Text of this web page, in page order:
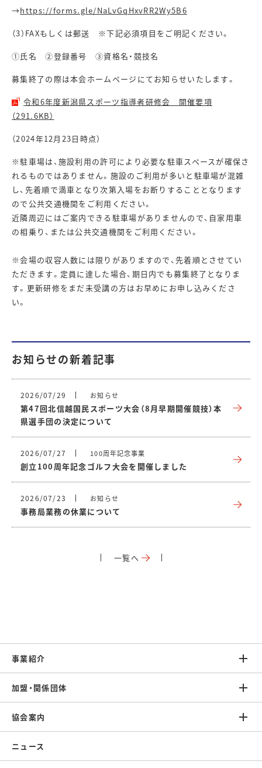
→https://forms.gle/NaLvGqHxvRR2Wy5B6
（3） FAXもしくは郵送 ※下記必須項目をご明記ください。
①氏名 ②登録番号 ③資格名・競技名
募集終了の際は本会ホームページにてお知らせいたします。
令和6年度新潟県スポーツ指導者研修会 開催要項
（291.6KB）
（2024年12月23日時点）
※駐車場は、施設利用の許可により必要な駐車スペースが確保さ
れるものではありません。施設のご利用が多いと駐車場が混雑
し、先着順で満車となり次第入場をお断りすることとなります
ので公共交通機関をご利用ください。
近隣周辺にはご案内できる駐車場がありませんので、自家用車
の相乗り、または公共交通機関をご利用ください。
※会場の収容人数には限りがありますので、先着順とさせてい
ただきます。定員に達した場合、期日内でも募集終了となりま
す。更新研修をまだ未受講の方はお早めにお申し込みくださ
い。
お知らせの新着記事
2026/07/29 お知らせ
第47回北信越国民スポーツ大会（8月早期開催競技）本
県選手団の決定について
2026/07/27 100周年記念事業
創立100周年記念ゴルフ大会を開催しました
2026/07/23 お知らせ
事務局業務の休業について
一覧へ
事業紹介
加盟・関係団体
協会案内
ニュース